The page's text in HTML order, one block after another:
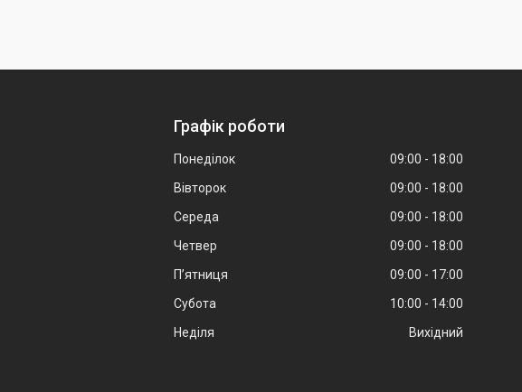
Графік роботи
Понеділок 09:00
18:00
Вівторок
09:00
18:00
Середа
09:00
18:00
Четвер
09:00
18:00
Пʼятниця
09:00
17:00
Субота
10:00
14:00
Неділя
Вихідний